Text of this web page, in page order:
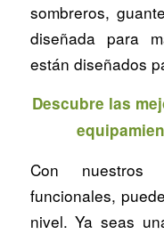
sombreros,
diseñada para
están diseñados
Descubre las
Con nuestros
funcionales,
nivel. Ya seas